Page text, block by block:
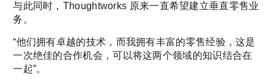
与此同时，Thoughtworks 原来一直希望建立垂直零售业
务。
“他们拥有卓越的技术，而我拥有丰富的零售经验，这是
一次绝佳的合作机会，可以将这两个领域的知识结合在
一起”。